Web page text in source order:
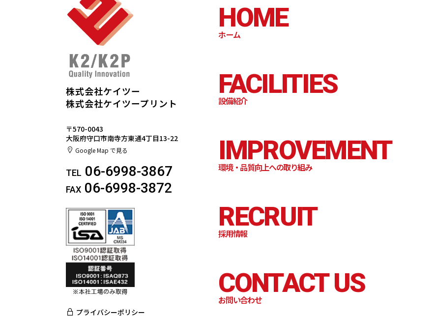
株式会社ケイツー
株式会社ケイツープリント
〒570-0043
大阪府守口市南寺方東通4丁目13-22
Google Map で見る
TEL 06-6998-3867
FAX 06-6998-3872
プライバシーポリシー
HOME
ホーム
FACILITIES
設備紹介
IMPROVEMENT
環境・品質向上への取り組み
RECRUIT
採用情報
CONTACT US
お問い合わせ